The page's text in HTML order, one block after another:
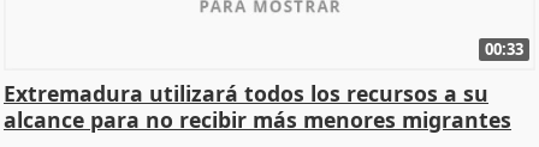
00:33
Extremadura utilizará todos los recursos a su
alcance para no recibir más menores migrantes